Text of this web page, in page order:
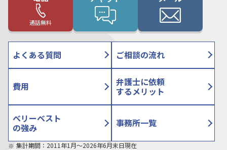
通話無料
よくある質問 ご相談の流れ
費用 弁護士に依頼
するメリット
ベリーベスト
の強み 事務所一覧
集計期間：2011年1月〜2026年6月末日現在